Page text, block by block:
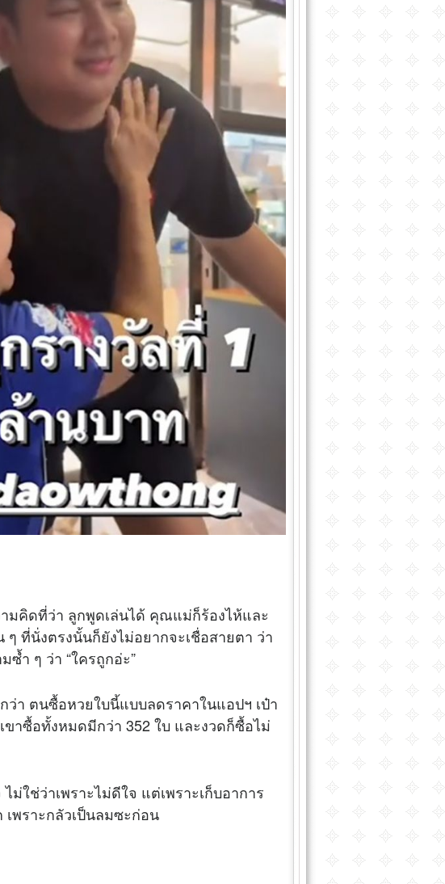
คิดที่ว่า ลูกพูดเล่นได้ คุณแม่ก็ร้องไห้และ
ที่นั่งตรงนั้นก็ยังไม่อยากจะเชื่อสายตา ว่า
ำ ๆ ว่า “ใครถูกอ่ะ”
ว่า ตนซื้อหวยใบนี้แบบลดราคาในแอปฯ เป๋า
าซื้อทั้งหมดมีกว่า 352 ใบ และงวดก็ซื้อไม่
ใช่ว่าเพราะไม่ดีใจ แต่เพราะเก็บอาการ
พราะกลัวเป็นลมซะก่อน